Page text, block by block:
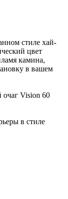
стиле хай-
цвет
камина,
в вашем
очаг Vision 60
в стиле